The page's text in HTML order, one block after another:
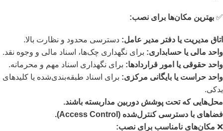
✅ بهترین مکان‌ها برای نصب:
اتاق مدیریت یا دفتر مدیر عامل: دسترسی محدود و نظارت بالا.
واحد مالی یا حسابداری: برای نگهداری چک‌ها، اسناد مالی و وجوه نقد.
واحد حقوقی یا امور قراردادها: برای نگهداری اسناد مهم و محرمانه.
واحد حراست یا بایگانی مرکزی: برای اسناد طبقه‌بندی‌شده یا کلیدهای
یدکی.
محل‌هایی که تحت پوشش دوربین مداربسته باشند.
فضاهای با دسترسی کنترل‌شده (Access Control).
❌ مکان‌های نامناسب برای نصب: